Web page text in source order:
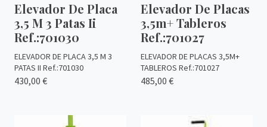
Elevador De Placa
3,5 M 3 Patas Ii
Ref.:701030
ELEVADOR DE PLACA 3,5 M 3
PATAS II Ref.:701030
430,00 €
Elevador De Placas
3,5m+ Tableros
Ref.:701027
ELEVADOR DE PLACAS 3,5M+
TABLEROS Ref.:701027
485,00 €